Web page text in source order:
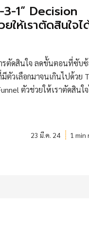
1” Decision
ให้เราตัดสินใจไ
รตัดสินใจ ลดขั้นตอนที่ซับ
ตัวเลือกมาจนเกินไปด้วย
ตัวช่วยให้เราตัดสินใ
23 มี.ค. 24 1 min